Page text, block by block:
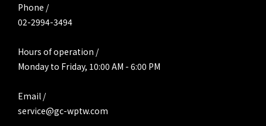
Phone /
02-2994-3494
Hours of operation /
Monday to Friday, 10:00 AM - 6:00 PM
Email /
service@gc-wptw.com